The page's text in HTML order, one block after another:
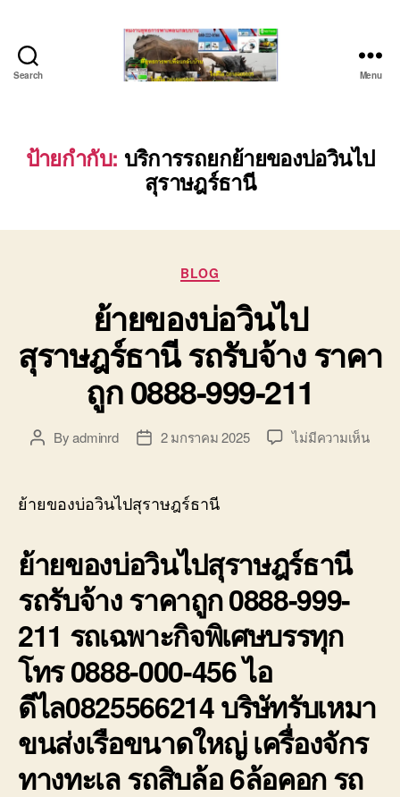
Search
เครื่องจักร
ระยอง
ชลบุรี
เซียน
จำกัด)
บริการ
รถยก
รถ
รับจ้าง
ใน
เขต
บ่อ
ติดต่อ
Menu
ป้ายกำกับ: บริการรถยกย้ายของบ่อวินไป
สุราษฎร์ธานี
Categories
BLOG
ย้ายของบ่อวินไป
สุราษฎร์ธานี รถรับจ้าง ราคา
ถูก 0888-999-211
PostByadminrd
Post2 มกราคม 2025 ไม่มีความเห็นบน
ย้ายของบ่อวินไปสุราษฎร์ธานี
ย้ายของบ่อวินไปสุราษฎร์ธานี
รถรับจ้าง ราคาถูก 0888-999-
211 รถเฉพาะกิจพิเศษบรรทุก
โทร 0888-000-456 ไอ
ดีไล0825566214 บริษัทรับเหมา
ขนส่งเรือขนาดใหญ่ เครื่องจักร
ทางทะเล รถสิบล้อ 6ล้อคอก รถ